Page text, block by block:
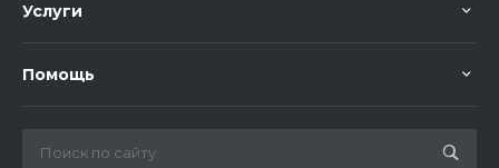
Услуги
Помощь